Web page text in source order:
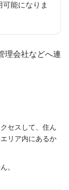
能になりま
理会社などへ連
セスして、住ん
リア内にあるか
。